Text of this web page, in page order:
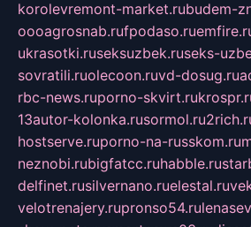
korolevremont-market.rubudem-
oooagrosnab.rufpodaso.ru
ukrasotki.ruseksuzbek.ruseks-
sovratili.ruolecoon.ruvd-dosug.ru
rbc-news.ruporno-skvirt.ru
13autor-kolonka.rusormol.ru
hostserve.ruporno-na-russkom.ru
neznobi.rubigfatcc.ruhabble.ru
delfinet.rusilvernano.ruelestal.ru
velotrenajery.rupronso54.ru